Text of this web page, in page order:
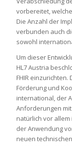
vorbereitet,
Die Anzahl der
verbunden auch
sowohl
Um dieser
HL7 Austria
FHIR
Förderung und
international, der
Anforderungen
natürlich vor
der Anwendung
neuen